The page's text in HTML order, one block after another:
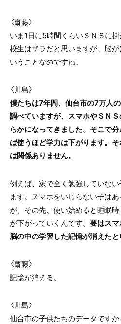
〈齋藤〉
いま1日に5時間くらいＳＮＳに
校生はザラだと思いますが、脳
いうことなのですね。
〈川島〉
僕たちは7年間、仙台市の7万人
調べていますが、スマホやＳＮ
らかになってきました。そこで
ば使うほど学力は下がります。
は関係ありません。
例えば、家で全く勉強していな
ます。スマホをいじらない子は
が、その先、使い始めると睡眠
が下がっていくんです。 要はスマ
脳の中の学習した記憶が消えたと
〈齋藤〉
記憶が消える。
〈川島〉
仙台市の子供たちのデータです